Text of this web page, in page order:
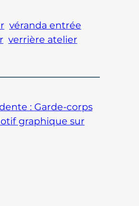
véranda entrée
verrière atelier
: Garde-corps
graphique sur